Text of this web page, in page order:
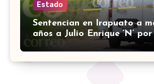
Estado
Sentencian en Irapuato a
años a Julio Enrique ‘N’
de robo con violencia